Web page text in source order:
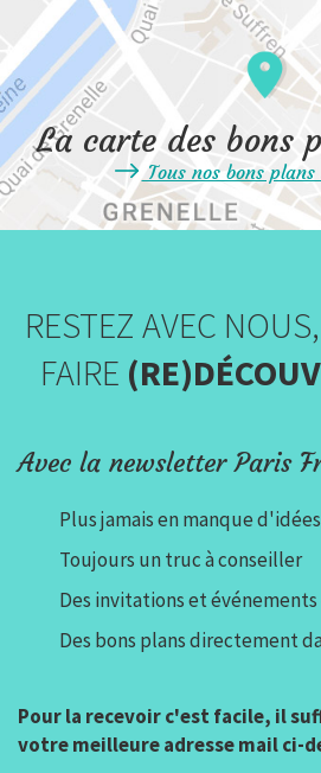
La carte des bons
Tous nos bons
RESTEZ AVEC
FAIRE
Avec la newsletter Paris
Plus jamais en manque
Toujours un truc à conseiller
Des invitations et
Des bons plans directement
Pour la recevoir c'est facile, il
votre meilleure adresse mail ci-